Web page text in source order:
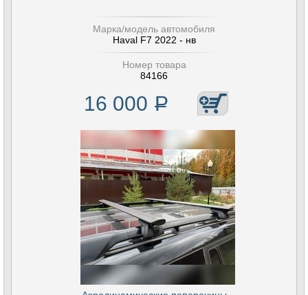
Марка/модель автомобиля
Haval F7 2022 - нв
Номер товара
84166
16 000 Р